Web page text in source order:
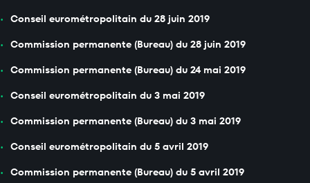
Conseil eurométropolitain du 28 juin 2019
Commission permanente (Bureau) du 28 juin 2019
Commission permanente (Bureau) du 24 mai 2019
Conseil eurométropolitain du 3 mai 2019
Commission permanente (Bureau) du 3 mai 2019
Conseil eurométropolitain du 5 avril 2019
Commission permanente (Bureau) du 5 avril 2019